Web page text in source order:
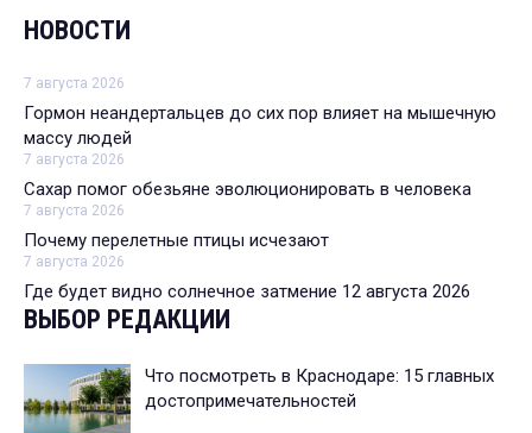
НОВОСТИ
7 августа 2026
Гормон неандертальцев до сих пор влияет на мышечную
массу людей
7 августа 2026
Сахар помог обезьяне эволюционировать в человека
7 августа 2026
Почему перелетные птицы исчезают
7 августа 2026
Где будет видно солнечное затмение 12 августа 2026
ВЫБОР РЕДАКЦИИ
Что посмотреть в Краснодаре: 15 главных
достопримечательностей